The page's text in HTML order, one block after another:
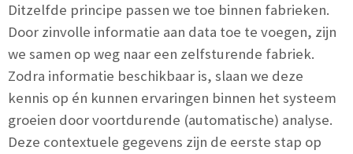
Ditzelfde principe passen we toe binnen fabrieken.
Door zinvolle informatie aan data toe te voegen, zijn
we samen op weg naar een zelfsturende fabriek.
Zodra informatie beschikbaar is, slaan we deze
kennis op én kunnen ervaringen binnen het systeem
groeien door voortdurende (automatische) analyse.
Deze contextuele gegevens zijn de eerste stap op